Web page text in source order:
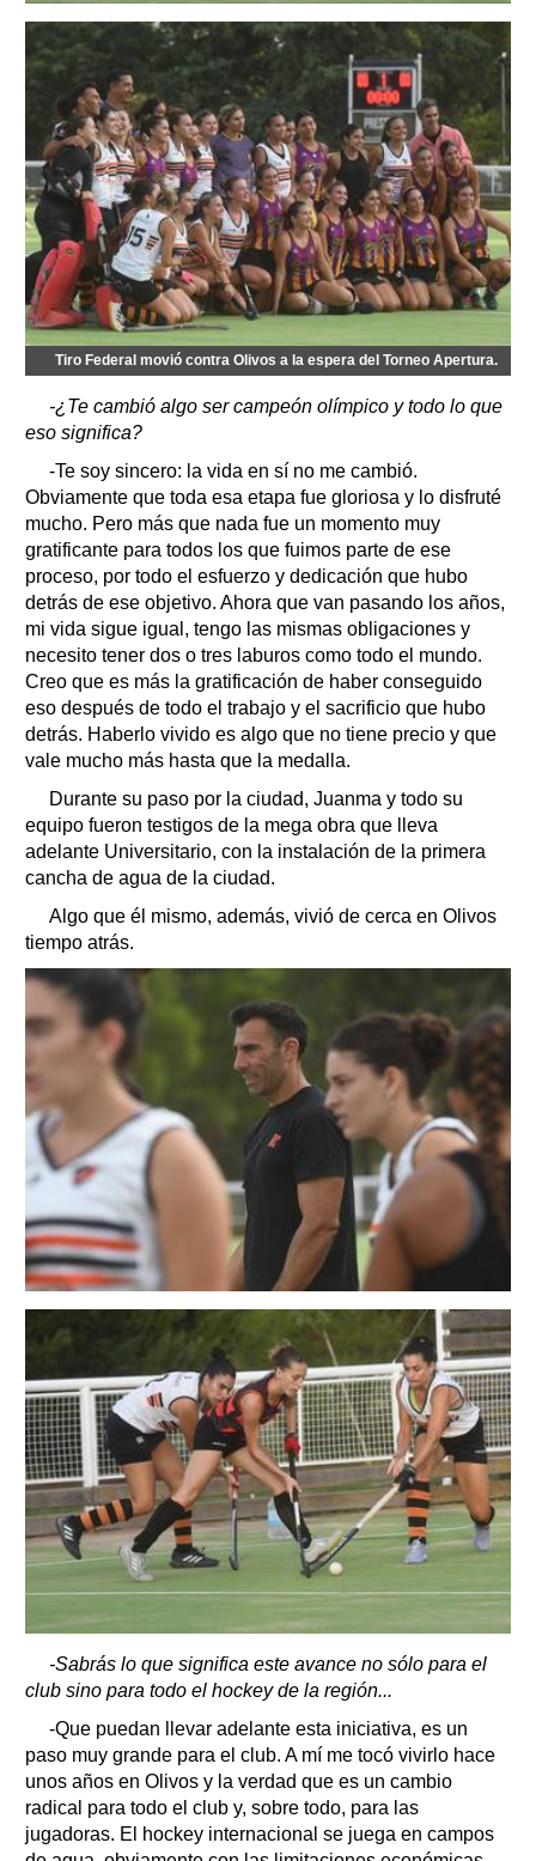
Tiro Federal movió contra Olivos a la espera del Torneo Apertura.
-¿Te cambió algo ser campeón olímpico y todo lo que
eso significa?
-Te soy sincero: la vida en sí no me cambió.
Obviamente que toda esa etapa fue gloriosa y lo disfruté
mucho. Pero más que nada fue un momento muy
gratificante para todos los que fuimos parte de ese
proceso, por todo el esfuerzo y dedicación que hubo
detrás de ese objetivo. Ahora que van pasando los años,
mi vida sigue igual, tengo las mismas obligaciones y
necesito tener dos o tres laburos como todo el mundo.
Creo que es más la gratificación de haber conseguido
eso después de todo el trabajo y el sacrificio que hubo
detrás. Haberlo vivido es algo que no tiene precio y que
vale mucho más hasta que la medalla.
Durante su paso por la ciudad, Juanma y todo su
equipo fueron testigos de la mega obra que lleva
adelante Universitario, con la instalación de la primera
cancha de agua de la ciudad.
Algo que él mismo, además, vivió de cerca en Olivos
tiempo atrás.
-Sabrás lo que significa este avance no sólo para el
club sino para todo el hockey de la región...
-Que puedan llevar adelante esta iniciativa, es un
paso muy grande para el club. A mí me tocó vivirlo hace
unos años en Olivos y la verdad que es un cambio
radical para todo el club y, sobre todo, para las
jugadoras. El hockey internacional se juega en campos